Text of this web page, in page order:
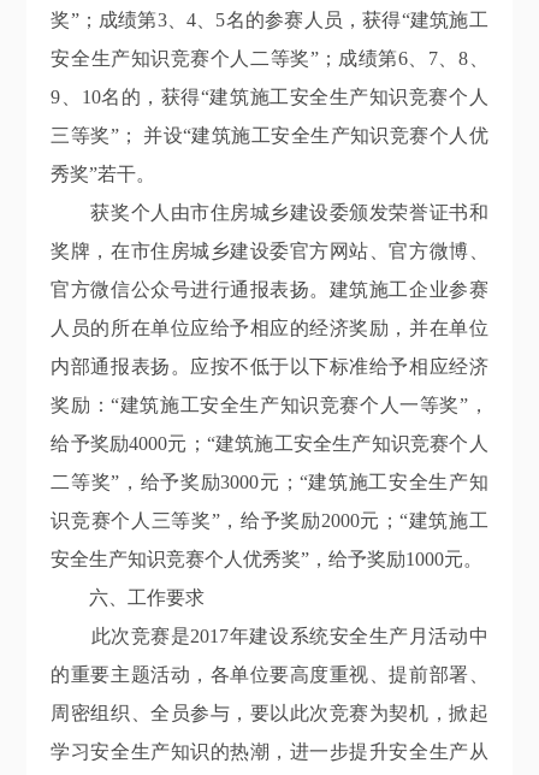
奖”；成绩第3、4、5名的参赛人员，获得“建筑施工
安全生产知识竞赛个人二等奖”；成绩第6、7、8、
9、10名的，获得“建筑施工安全生产知识竞赛个人
三等奖”； 并设“建筑施工安全生产知识竞赛个人优
秀奖”若干。
获奖个人由市住房城乡建设委颁发荣誉证书和
奖牌，在市住房城乡建设委官方网站、官方微博、
官方微信公众号进行通报表扬。建筑施工企业参赛
人员的所在单位应给予相应的经济奖励，并在单位
内部通报表扬。应按不低于以下标准给予相应经济
奖励：“建筑施工安全生产知识竞赛个人一等奖”，
给予奖励4000元；“建筑施工安全生产知识竞赛个人
二等奖”，给予奖励3000元；“建筑施工安全生产知
识竞赛个人三等奖”，给予奖励2000元；“建筑施工
安全生产知识竞赛个人优秀奖”，给予奖励1000元。
六、工作要求
此次竞赛是2017年建设系统安全生产月活动中
的重要主题活动，各单位要高度重视、提前部署、
周密组织、全员参与，要以此次竞赛为契机，掀起
学习安全生产知识的热潮，进一步提升安全生产从